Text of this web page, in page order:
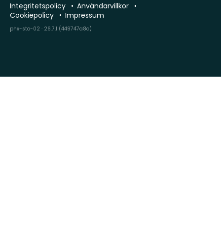
Integritetspolicy
Användarvillkor
Cookiepolicy
Impressum
phx-sto-02 · 26.7.1 (449747a8c)